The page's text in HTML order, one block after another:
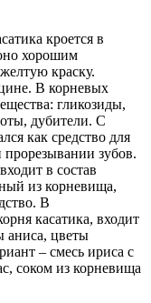
кроется в
хорошим
краску.
В корневых
гликозиды,
дубители. С
как средство для
прорезывании зубов.
в состав
из корневища,
В
касатика, входит
аниса, цветы
– смесь ириса с
соком из корневища